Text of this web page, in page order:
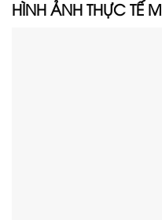
HÌNH ẢNH THỰC TẾ M